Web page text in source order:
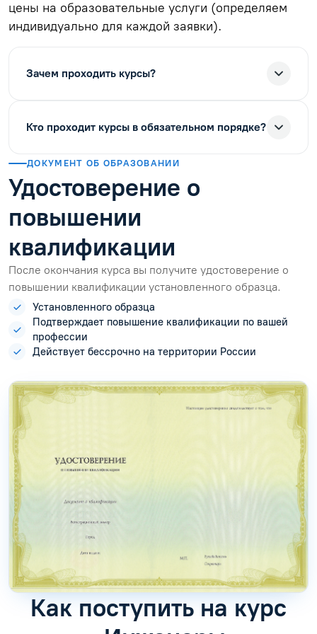
цены на образовательные услуги (определяем
индивидуально для каждой заявки).
Зачем проходить курсы?
Кто проходит курсы в обязательном порядке?
ДОКУМЕНТ ОБ ОБРАЗОВАНИИ
Удостоверение о
повышении
квалификации
После окончания курса вы получите удостоверение о
повышении квалификации установленного образца.
Установленного образца
Подтверждает повышение квалификации по вашей
профессии
Действует бессрочно на территории России
Как поступить на курс